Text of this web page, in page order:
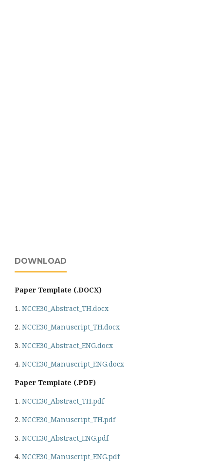
DOWNLOAD
Paper Template (.DOCX)
1. NCCE30_Abstract_TH.docx
2. NCCE30_Manuscript_TH.docx
3. NCCE30_Abstract_ENG.docx
4. NCCE30_Manuscript_ENG.docx
Paper Template (.PDF)
1. NCCE30_Abstract_TH.pdf
2. NCCE30_Manuscript_TH.pdf
3. NCCE30_Abstract_ENG.pdf
4. NCCE30_Manuscript_ENG.pdf